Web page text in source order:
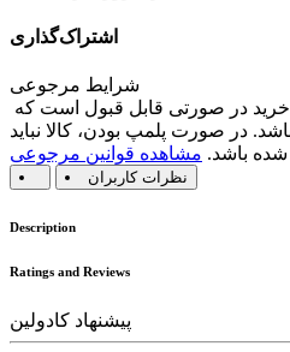
اشتراک‌گذاری
شرایط مرجوعی
در صورت پلمپ بودن، کالا نباید
شده باشد. مشاهده قوانین مرجوعی
نظرات کاربران
Description
Ratings and Reviews
پیشنهاد کادولین